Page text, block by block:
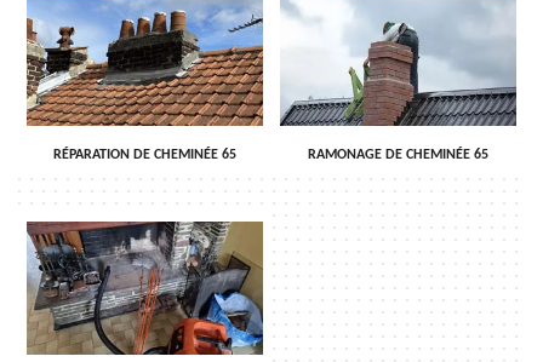
RÉPARATION DE CHEMINÉE 65 RAMONAGE DE CHEMINÉE 65